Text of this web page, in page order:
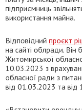
підприємниць
використання майна.
Відповіднийпроєкт
на сайті облради. Він
Житомирської
10.03.2023 з
обласної ради з
від 01.03.2023 та